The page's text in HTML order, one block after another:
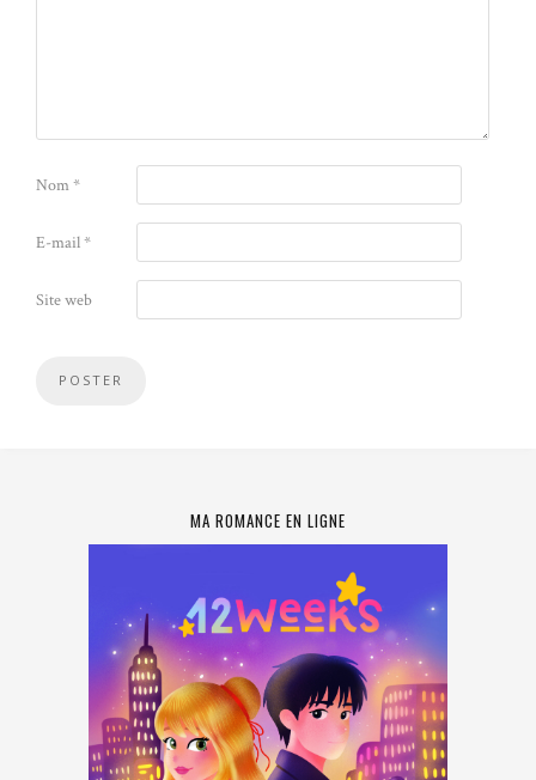
Nom*
E-mail*
Site web
MA ROMANCE EN LIGNE